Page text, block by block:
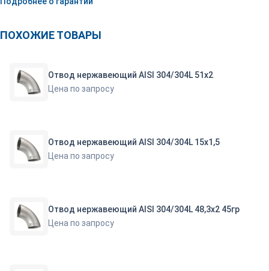
ПОХОЖИЕ ТОВАРЫ
Отвод нержавеющий AISI 304/304L 51х2
Цена по запросу
Отвод нержавеющий AISI 304/304L 15х1,5
Цена по запросу
Отвод нержавеющий AISI 304/304L 48,3х2 45гр
Цена по запросу